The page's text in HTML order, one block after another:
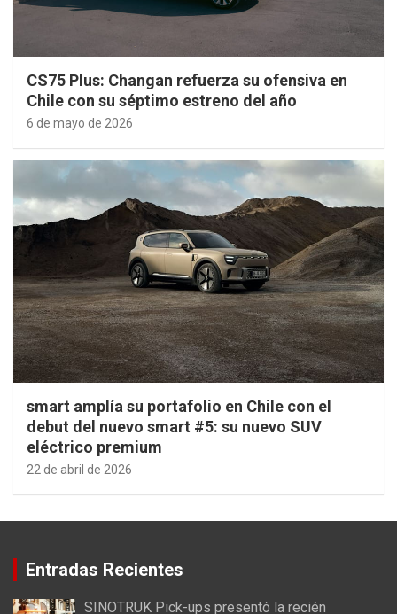
CS75 Plus: Changan refuerza su ofensiva en
Chile con su séptimo estreno del año
6 de mayo de 2026
smart amplía su portafolio en Chile con el
debut del nuevo smart #5: su nuevo SUV
eléctrico premium
22 de abril de 2026
Entradas Recientes
SINOTRUK Pick-ups presentó la recién